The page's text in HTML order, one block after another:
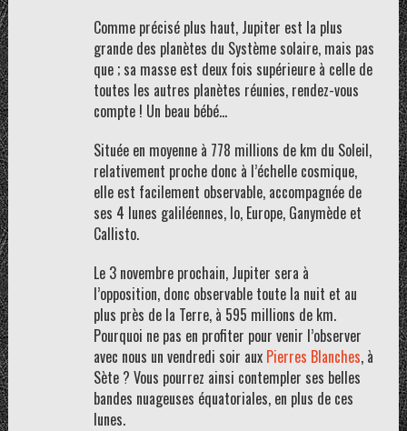
Comme précisé plus haut, Jupiter est la plus
grande des planètes du Système solaire, mais pas
que ; sa masse est deux fois supérieure à celle de
toutes les autres planètes réunies, rendez-vous
compte ! Un beau bébé…
Située en moyenne à 778 millions de km du Soleil,
relativement proche donc à l’échelle cosmique,
elle est facilement observable, accompagnée de
ses 4 lunes galiléennes, Io, Europe, Ganymède et
Callisto.
Le 3 novembre prochain, Jupiter sera à
l’opposition, donc observable toute la nuit et au
plus près de la Terre, à 595 millions de km.
Pourquoi ne pas en profiter pour venir l’observer
avec nous un vendredi soir aux Pierres Blanches, à
Sète ? Vous pourrez ainsi contempler ses belles
bandes nuageuses équatoriales, en plus de ces
lunes.